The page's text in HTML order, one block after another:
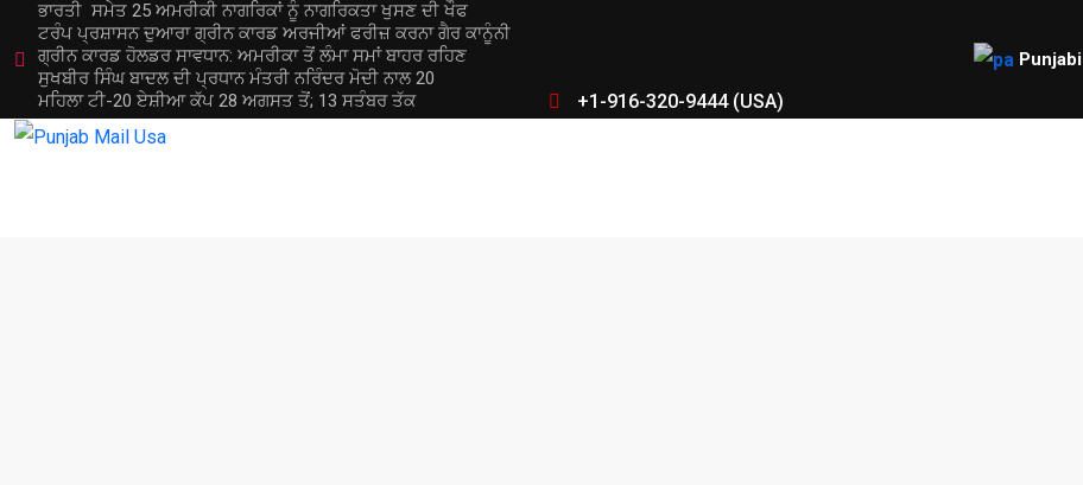
ਭਾਰਤੀ ਸਮੇਤ 25 ਅਮਰੀਕੀ ਨਾਗਰਿਕਾਂ ਨੂੰ ਨਾਗਰਿਕਤਾ ਖੁਸਣ ਦੀ ਖੌਫ
ਟਰੰਪ ਪ੍ਰਸ਼ਾਸਨ ਦੁਆਰਾ ਗ੍ਰੀਨ ਕਾਰਡ ਅਰਜੀਆਂ ਫਰੀਜ਼ ਕਰਨਾ ਗੈਰ ਕਾਨੂੰਨੀ
ਗ੍ਰੀਨ ਕਾਰਡ ਹੋਲਡਰ ਸਾਵਧਾਨ: ਅਮਰੀਕਾ ਤੋਂ ਲੰਮਾ ਸਮਾਂ ਬਾਹਰ ਰਹਿਣ
ਸੁਖਬੀਰ ਸਿੰਘ ਬਾਦਲ ਦੀ ਪ੍ਰਧਾਨ ਮੰਤਰੀ ਨਰਿੰਦਰ ਮੋਦੀ ਨਾਲ 20
ਮਹਿਲਾ ਟੀ-20 ਏਸ਼ੀਆ ਕੱਪ 28 ਅਗਸਤ ਤੋਂ; 13 ਸਤੰਬਰ ਤੱਕ
+1-916-320-9444 (USA)
Punjabi